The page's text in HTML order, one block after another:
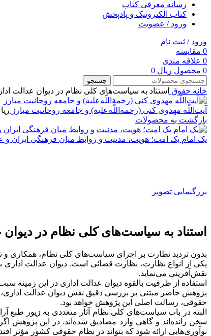
رسانه معرفی کتاب
کتاب الکترونیک و پادپخش
ورود / عضویت
ورود / ثبت نام
0 مقایسه
0 علاقه مندی
0 محصول ریال
جستجو
خانه حقوق استناد به سیاست‌های کلی نظام در دیوان عدالت
آیت‌اللّه مهدوی کنی (رحمة‌اللّه‌عليه) و جامعه روحانیت مبارز
بازگشت به محصولات
یک امام یک امت؛ هویت، مدنیت و روابط میان فرهنگی ایران و
بزرگنمایی تصویر
استناد به سیاست‌های کلی نظام در دیوان
بدون تردید نظارت بر اجرای سیاست‌های کلی نظام، همکاری
نقش‌آفرینی می‌نماید.
استفاده از ظرفیت بالقوه دیوان عدالت اداری در این
پژوهش حاضر مبتنی بر بررسی دقیق نقش دیوان عدالت اداری،
حقوقی، رسالت اصلی این پژوهش خواهد بود.
البته در باب سیاست‌های کلی نظام آثار متعددی به زیور
سخن رانده‌اند و گاهی وارد مصادیق شده‌اند. در این
نوآوری‌هایی ارائه شود که بتواند در نظام حقوقی کشور مؤثر